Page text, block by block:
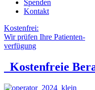
Spenden
Kontakt
Kostenfrei:
Wir prüfen Ihre Patienten-
verfügung
Kostenfreie